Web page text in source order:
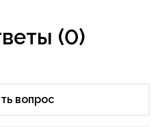
(0)
вопрос